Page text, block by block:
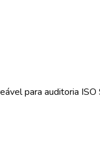
para auditoria